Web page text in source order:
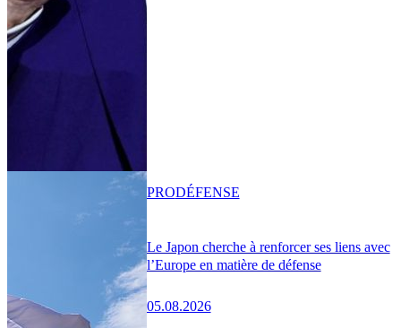
Le Japon cherche à renforcer ses liens avec
l’Europe en matière de défense
05.08.2026
PRODÉFENSE